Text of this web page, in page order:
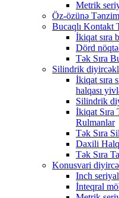
Metrik
Öz-özünə
Bucaqlı Kontakt
İkiqat sıra
Dörd
Tək Sıra
Silindrik
İkiqat sıra
halqası
Silindrik
İkiqat
Rulmanlar
Tək Sıra
Daxili
Tək Sıra
Konusvari
Inch
İnteqral